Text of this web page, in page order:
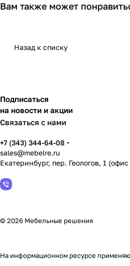
Вам также может
Назад к списку
Подписаться
на новости и акции
Связаться с нами
+7 (343) 344-64-08
sales@mebelre.ru
Екатеринбург, пер. Геологов, 1
© 2026 Мебельные решения
На информационном ресурсе